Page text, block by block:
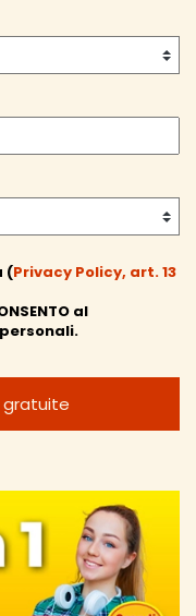
(Privacy Policy, art. 13
al